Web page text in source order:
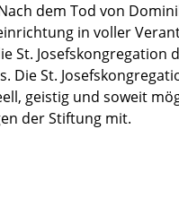
dem Tod von
in voller
St. Josefskongregation
Die St.
geistig und soweit
der Stiftung mit.